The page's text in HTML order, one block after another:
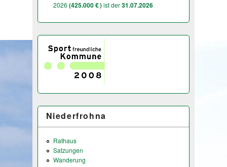
2026 (425.000 € )ist der31.07.2026
Niederfrohna
Rathaus
Satzungen
Wanderung